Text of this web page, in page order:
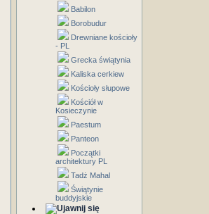
Babilon
Borobudur
Drewniane kościoły
- PL
Grecka świątynia
Kaliska cerkiew
Kościoły słupowe
Kościół w
Kosieczynie
Paestum
Panteon
Początki
architektury PL
Tadż Mahal
Świątynie
buddyjskie